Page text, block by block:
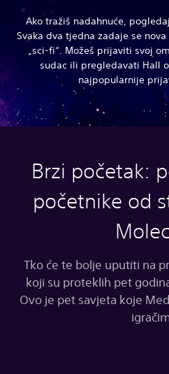
Ako tražiš nadahnuće,
Svaka dva tjedna zadaje se
„sci-fi“. Možeš prijaviti svoj
sudac ili pregledavati Hall
najpopularnije
Brzi početak:
početnike od
Tko će te bolje uputiti na
koji su proteklih pet
Ovo je pet savjeta koje